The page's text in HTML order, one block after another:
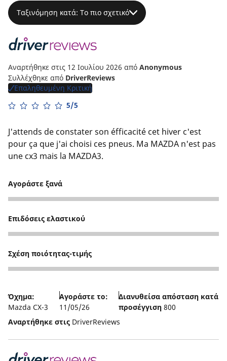
Ταξινόμηση κατά: Το πιο σχετικό
Αναρτήθηκε στις 12 Ιουλίου 2026 από Anonymous
Συλλέχθηκε από DriverReviews
Επαληθευμένη Κριτική
5/5
J'attends de constater son éfficacité cet hiver c'est
pour ça que j'ai choisi ces pneus. Ma MAZDA n'est pas
une cx3 mais la MAZDA3.
Αγοράστε ξανά
5
Επιδόσεις ελαστικού
3
Σχέση ποιότητας-τιμής
4
Όχημα:
Mazda CX-3
Αγοράστε το:
11/05/26
Διανυθείσα απόσταση κατά
προσέγγιση 800
Αναρτήθηκε στις DriverReviews